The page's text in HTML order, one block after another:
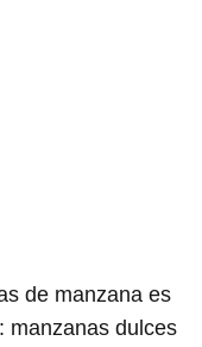
de manzana es
manzanas dulces